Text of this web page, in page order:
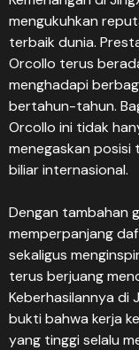
mengukuhkan
terbaik dunia.
Orcollo terus
menghadapi
bertahun-tahun.
Orcollo ini tidak
menegaskan posisi
biliar internasional.
Dengan tambahan
memperpanjang
sekaligus
terus berjuang
Keberhasilannya di
bukti bahwa kerja
yang tinggi selalu